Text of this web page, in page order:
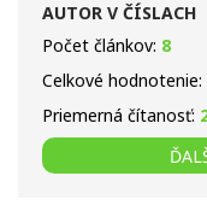
AUTOR V ČÍSLACH
Počet článkov: 8
Celkové hodnotenie:
Priemerná čítanosť: